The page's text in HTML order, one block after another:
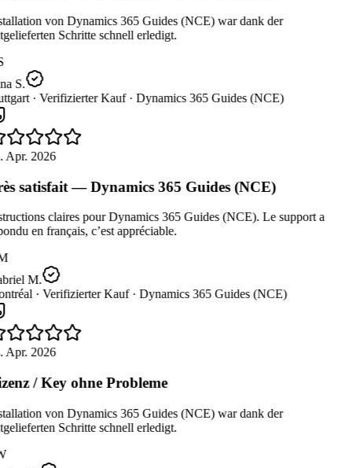
von Dynamics 365 Guides (NCE) war dank der
Schritte schnell erledigt.
S.
· Verifizierter Kauf · Dynamics 365 Guides (NCE)
Apr. 2026
satisfait — Dynamics 365 Guides (NCE)
claires pour Dynamics 365 Guides (NCE). Le support a
en français, c’est appréciable.
M.
· Verifizierter Kauf · Dynamics 365 Guides (NCE)
Apr. 2026
/ Key ohne Probleme
von Dynamics 365 Guides (NCE) war dank der
Schritte schnell erledigt.